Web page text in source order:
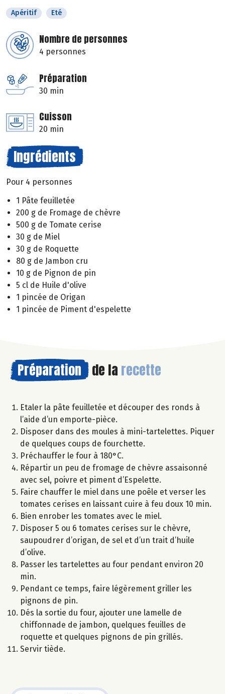
Apéritif Eté
Nombre de personnes
4 personnes
Préparation
30 min
Cuisson
20 min
Ingrédients
Pour 4 personnes
1 Pâte feuilletée
200 g de Fromage de chèvre
500 g de Tomate cerise
30 g de Miel
30 g de Roquette
80 g de Jambon cru
10 g de Pignon de pin
5 cl de Huile d'olive
1 pincée de Origan
1 pincée de Piment d'espelette
Préparation de la recette
Etaler la pâte feuilletée et découper des ronds à
l’aide d’un emporte-pièce.
Disposer dans des moules à mini-tartelettes. Piquer
de quelques coups de fourchette.
Préchauffer le four à 180°C.
Répartir un peu de fromage de chèvre assaisonné
avec sel, poivre et piment d’Espelette.
Faire chauffer le miel dans une poêle et verser les
tomates cerises en laissant cuire à feu doux 10 min.
Bien enrober les tomates avec le miel.
Disposer 5 ou 6 tomates cerises sur le chèvre,
saupoudrer d’origan, de sel et d’un trait d’huile
d’olive.
Passer les tartelettes au four pendant environ 20
min.
Pendant ce temps, faire légèrement griller les
pignons de pin.
Dés la sortie du four, ajouter une lamelle de
chiffonnade de jambon, quelques feuilles de
roquette et quelques pignons de pin grillés.
Servir tiède.